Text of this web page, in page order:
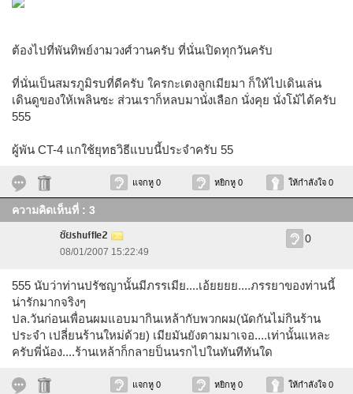
ต้องไปที่พันทิพย์งามวงศ์วานครับ ที่นั่นเปิดทุกวันครับ
ที่นั่นเป็นสมรภูมิรบที่ดีครับ ใครกะเตงลูกเมียมา ก็ให้ไปเดินเล่น
เดินดูของให้เพลินซะ ส่วนเราก็หลบมานั่งเลือก นั่งคุย นั่งโม้ได้ครับ
555
ผู้พัน CT-4 แกใช้ยุทธวิธีแบบนี้ประจำครับ 55
แจกหู 0 หยิกหู 0 ให้กำลังใจ 0
ความคิดเห็นที่ : 3
ชัยshuffle2
08/01/2007 15:22:49
0
555 นับว่าท่านปรัชญานั้นมีภรรเมีย....เอ้ยยยย....ภรรยาของท่านนี้
น่ารักมากจริงๆ
ปล.วันก่อนเพื่อนผมแอบมากินเหล้ากับพวกผม(นัดกันไม่กินร้าน
ประจำ เปลี่ยนร้านใหม่ด้วย) เมียมันยังตามมาเจอ....เท่านั้นแหละ
ครับพี่น้อง....ร้านเหล้าก็กลายป็นนรกไปในทันทีทันใด
แจกหู 0 หยิกหู 0 ให้กำลังใจ 0